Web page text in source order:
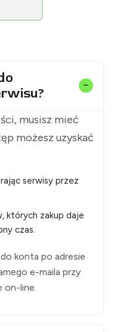
musisz mieć
możesz uzyskać
serwisy przez
których zakup daje
czas.
konta po adresie
e-maila przy
on-line.